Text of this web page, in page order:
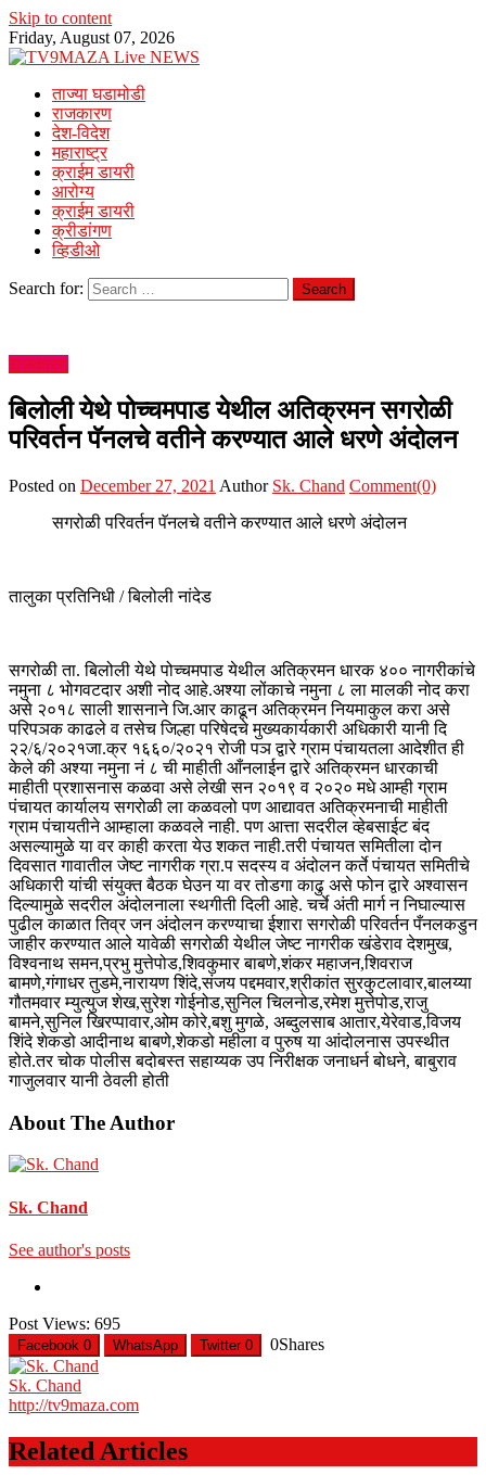
Skip to content
Friday, August 07, 2026
ताज्या घडामोडी
राजकारण
देश-विदेश
महाराष्ट्र
क्राईम डायरी
आरोग्य
क्राईम डायरी
क्रीडांगण
व्हिडीओ
Search for:
राजकारण
बिलोली येथे पोच्चमपाड येथील अतिक्रमन सगरोळी
परिवर्तन पॅनलचे वतीने करण्यात आले धरणे अंदोलन
Posted on December 27, 2021 Author Sk. Chand Comment(0)
सगरोळी परिवर्तन पॅनलचे वतीने करण्यात आले धरणे अंदोलन
तालुका प्रतिनिधी / बिलोली नांदेड
सगरोळी ता. बिलोली येथे पोच्चमपाड येथील अतिक्रमन धारक ४०० नागरीकांचे
नमुना ८ भोगवटदार अशी नोद आहे.अश्या लोंकाचे नमुना ८ ला मालकी नोद करा
असे २०१८ साली शासनाने जि.आर काढून अतिक्रमन नियमाकुल करा असे
परिपञक काढले व तसेच जिल्हा परिषेदचे मुख्यकार्यकारी अधिकारी यानी दि
२२/६/२०२१जा.क्र १६६०/२०२१ रोजी पञ द्वारे ग्राम पंचायतला आदेशीत ही
केले की अश्या नमुना नं ८ ची माहीती आँनलाईन द्वारे अतिक्रमन धारकाची
माहीती प्रशासनास कळवा असे लेखी सन २०१९ व २०२० मधे आम्ही ग्राम
पंचायत कार्यालय सगरोळी ला कळवलो पण आद्यावत अतिक्रमनाची माहीती
ग्राम पंचायतीने आम्हाला कळवले नाही. पण आत्ता सदरील व्हेबसाईट बंद
असल्यामुळे या वर काही करता येउ शकत नाही.तरी पंचायत समितीला दोन
दिवसात गावातील जेष्ट नागरीक ग्रा.प सदस्य व अंदोलन कर्ते पंचायत समितीचे
अधिकारी यांची संयुक्त बैठक घेउन या वर तोडगा काढु असे फोन द्वारे अश्वासन
दिल्यामुळे सदरील अंदोलनाला स्थगीती दिली आहे. चर्चे अंती मार्ग न निघाल्यास
पुढील काळात तिव्र जन अंदोलन करण्याचा ईशारा सगरोळी परिवर्तन पँनलकडुन
जाहीर करण्यात आले यावेळी सगरोळी येथील जेष्ट नागरीक खंडेराव देशमुख,
विश्वनाथ समन,प्रभु मुत्तेपोड,शिवकुमार बाबणे,शंकर महाजन,शिवराज
बामणे,गंगाधर तुडमे,नारायण शिंदे,संजय पद्दमवार,श्रीकांत सुरकुटलावार,बालय्या
गौतमवार म्युत्युज शेख,सुरेश गोईनोड,सुनिल चिलनोड,रमेश मुत्तेपोड,राजु
बामने,सुनिल खिरप्पावार,ओम कोरे,बशु मुगळे, अब्दुलसाब आतार,येरेवाड,विजय
शिंदे शेकडो आदीनाथ बाबणे,शेकडो महीला व पुरुष या आंदोलनास उपस्थीत
होते.तर चोक पोलीस बदोबस्त सहाय्यक उप निरीक्षक जनाधर्न बोधने, बाबुराव
गाजुलवार यानी ठेवली होती
About The Author
Sk. Chand
See author's posts
Post Views: 695
Facebook 0 WhatsApp Twitter 0 0Shares
Sk. Chand
http://tv9maza.com
Related Articles